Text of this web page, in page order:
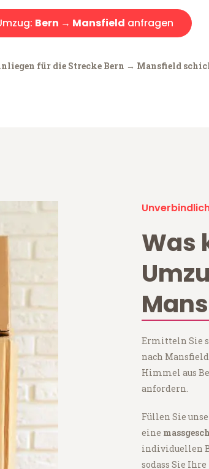
Bern → Mansfield anfragen
für die Strecke Bern → Mansfield
Was
Ermitteln Sie
nach
Himmel aus
anfordern.
Füllen Sie
eine
individuellen
sodass Sie